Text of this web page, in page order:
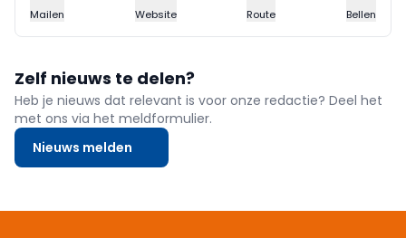
Mailen Website Route Bellen
Zelf nieuws te delen?
Heb je nieuws dat relevant is voor onze redactie? Deel het
met ons via het meldformulier.
Nieuws melden